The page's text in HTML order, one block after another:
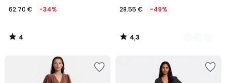
62.70 € -34%
4
/
28.55 € -49%
4,3
/